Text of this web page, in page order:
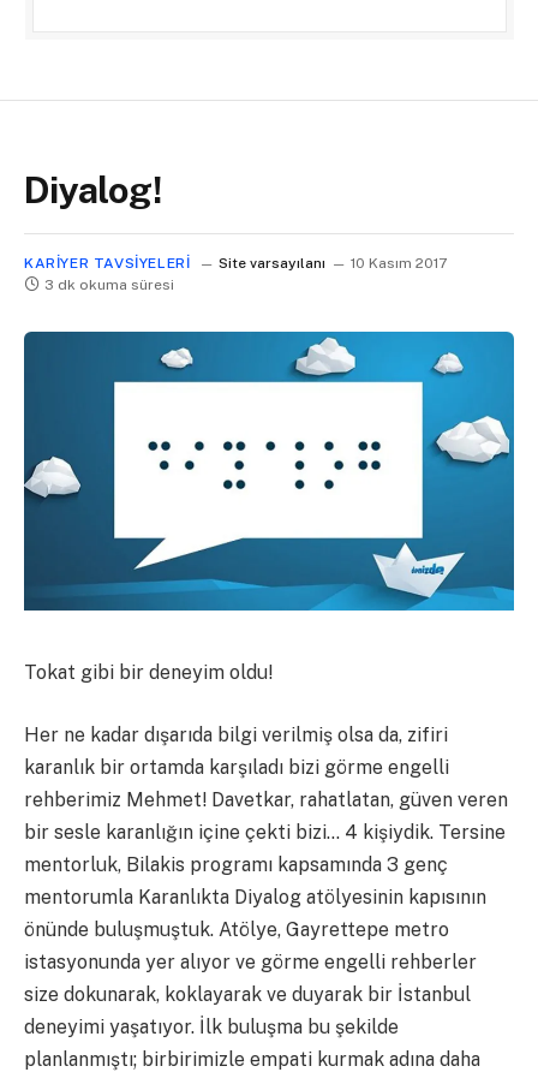
Diyalog!
KARIYER TAVSIYELERI Site varsayılanı
10 Kasım 2017
3 dk okuma süresi
Tokat gibi bir deneyim oldu!
Her ne kadar dışarıda bilgi verilmiş olsa da, zifiri
karanlık bir ortamda karşıladı bizi görme engelli
rehberimiz Mehmet! Davetkar, rahatlatan, güven veren
bir sesle karanlığın içine çekti bizi… 4 kişiydik. Tersine
mentorluk, Bilakis programı kapsamında 3 genç
mentorumla Karanlıkta Diyalog atölyesinin kapısının
önünde buluşmuştuk. Atölye, Gayrettepe metro
istasyonunda yer alıyor ve görme engelli rehberler
size dokunarak, koklayarak ve duyarak bir İstanbul
deneyimi yaşatıyor. İlk buluşma bu şekilde
planlanmıştı; birbirimizle empati kurmak adına daha